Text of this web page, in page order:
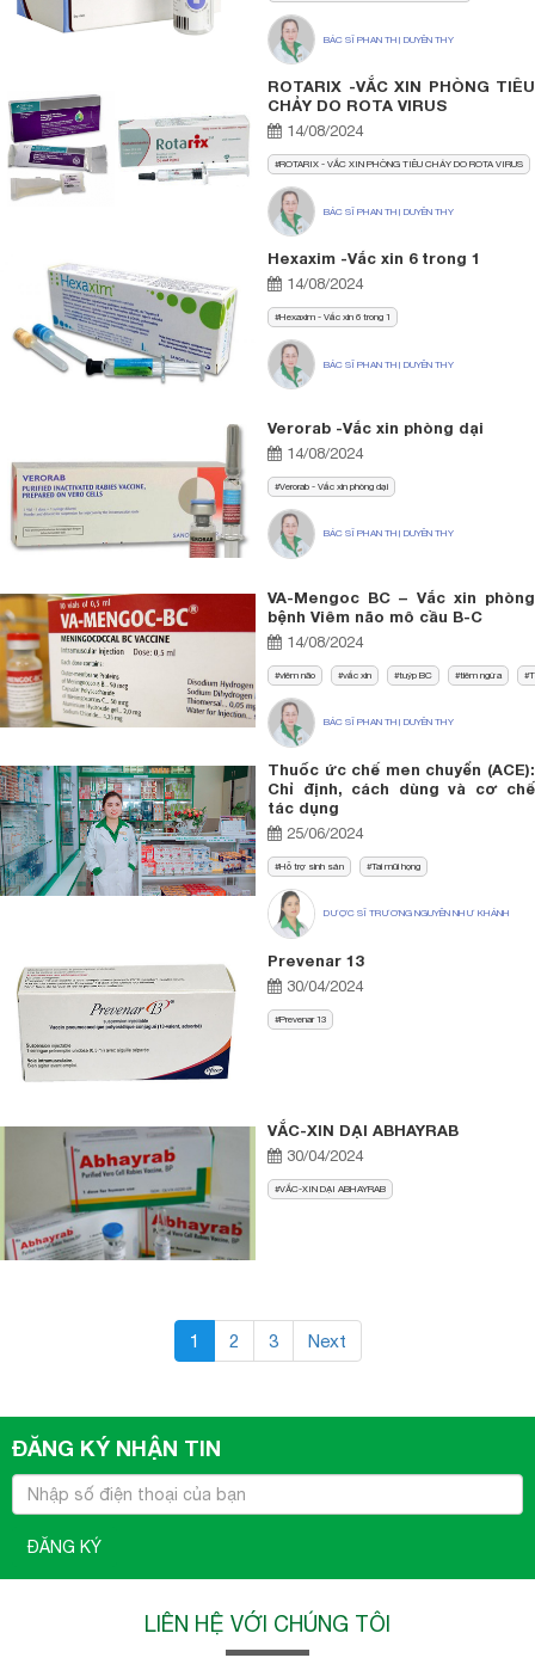
BÁC SĨ PHAN THỊ DUYÊN THY
ROTARIX -VẮC XIN PHÒNG TIÊU
CHẢY DO ROTA VIRUS
14/08/2024
ROTARIX - VẮC XIN PHÒNG TIÊU CHẢY DO ROTA VIRUS
BÁC SĨ PHAN THỊ DUYÊN THY
Hexaxim -Vắc xin 6 trong 1
14/08/2024
Hexaxim - Vắc xin 6 trong 1
BÁC SĨ PHAN THỊ DUYÊN THY
Verorab -Vắc xin phòng dại
14/08/2024
Verorab - Vắc xin phòng dại
BÁC SĨ PHAN THỊ DUYÊN THY
VA-Mengoc BC – Vắc xin phòng
bệnh Viêm não mô cầu B-C
14/08/2024
viêm não vắc xin tuýp BC tiêm ngừa
BÁC SĨ PHAN THỊ DUYÊN THY
Thuốc ức chế men chuyển (ACE):
Chỉ định, cách dùng và cơ chế
tác dụng
25/06/2024
Hỗ trợ sinh sản Tai mũi họng
DƯỢC SĨ TRƯƠNG NGUYÊN NHƯ KHÁNH
Prevenar 13
30/04/2024
Prevenar 13
VẮC-XIN DẠI ABHAYRAB
30/04/2024
VẮC-XIN DẠI ABHAYRAB
1 2 3 Next
ĐĂNG KÝ NHẬN TIN
ĐĂNG KÝ
LIÊN HỆ VỚI CHÚNG TÔI